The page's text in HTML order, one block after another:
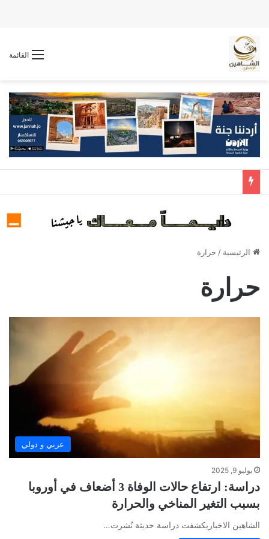
القائمة
الرئيسية / حرارة
حرارة
عربي و دولي
يوليو 9, 2025
دراسة: ارتفاع حالات الوفاة 3 أضعاف في أوروبا
بسبب التغير المناخي والحرارة
الشاهين الاخباريكشفت دراسة حديثة نُشرت…